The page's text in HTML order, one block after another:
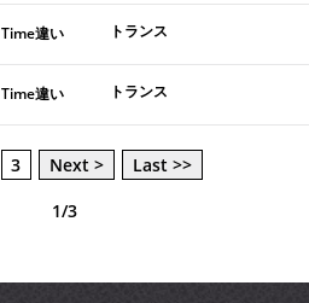
Time違い トランス
Time違い トランス
3 Next >
Last >>
1/3